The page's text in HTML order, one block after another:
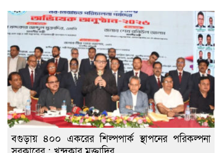
বগুড়ায় ৪০০ একরের শিল্পপার্ক স্থাপনের পরিকল্পনা